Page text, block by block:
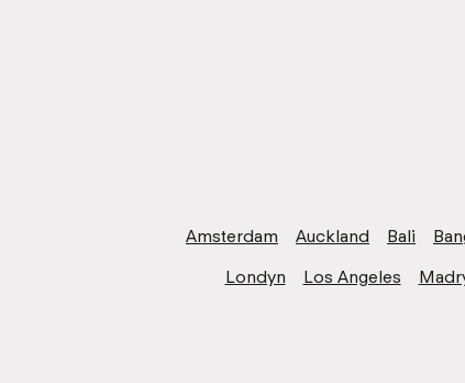
Amsterdam Auckland Bali
Londyn
Los Angeles